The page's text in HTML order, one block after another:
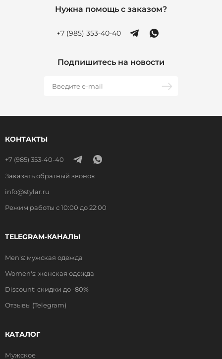
Нужна помощь с заказом?
+7 (985) 353-40-40
Подпишитесь на новости
КОНТАКТЫ
+7 (985) 353-40-40
Заказать обратный звонок
info@stylar.ru
Режим работы с 10:00 до 22:00
TELEGRAM-КАНАЛЫ
Men's: мужская одежда
Women's: женская одежда
Discount: скидки до -80%
Отзывы (Telegram)
КАТАЛОГ
Мужское